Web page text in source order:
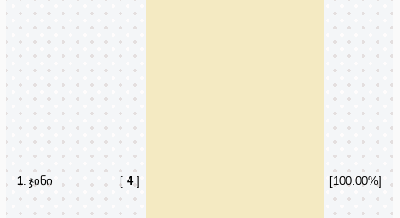
1. ჯინი [ 4] [100.00%]